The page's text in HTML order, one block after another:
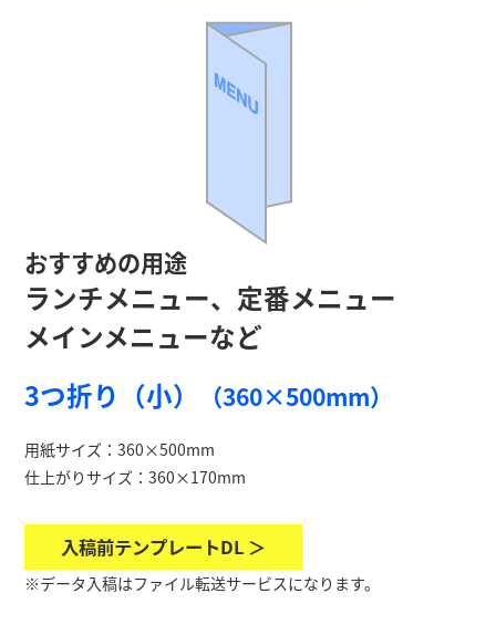
おすすめの用途
ランチメニュー、定番メニュー
メインメニューなど
3つ折り（小）
（360×500mm）
用紙サイズ：360×500mm
仕上がりサイズ：360×170mm
入稿前テンプレートDL ＞
※データ入稿はファイル転送サービスになります。